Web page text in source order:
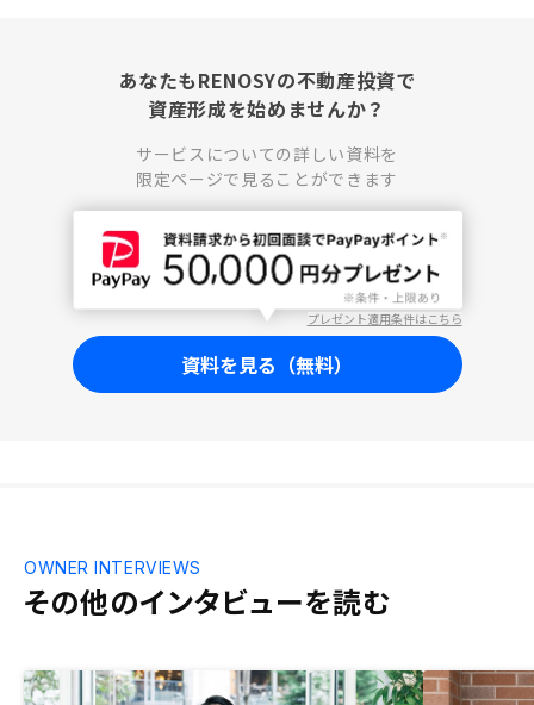
あなたもRENOSYの不動産投資で
資産形成を始めませんか？
サービスについての詳しい資料を
限定ページで見ることができます
プレゼント適用条件はこちら
資料を見る（無料）
その他のインタビューを読む
OWNER INTERVIEWS